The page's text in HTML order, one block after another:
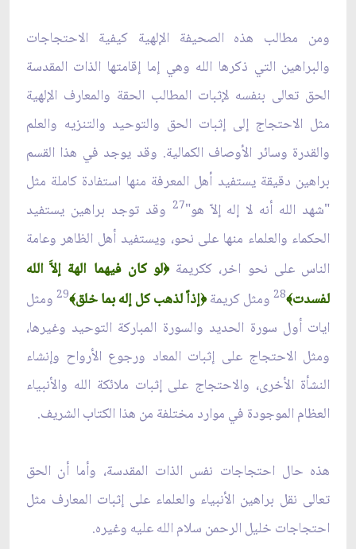
ومن مطالب هذه الصحيفة الإلهية كيفية الاحتجاجات
والبراهين التي ذكرها الله وهي إما إقامتها الذات المقدسة
الحق تعالى بنفسه لإثبات المطالب الحقة والمعارف الإلهية
مثل الاحتجاج إلى إثبات الحق والتوحيد والتنزيه والعلم
والقدرة وسائر الأوصاف الكمالية. وقد يوجد في هذا القسم
براهين دقيقة يستفيد أهل المعرفة منها استفادة كاملة مثل
"شهد الله أنه لا إله إلاّ هو"27 وقد توجد براهين يستفيد
الحكماء والعلماء منها على نحو، ويستفيد أهل الظاهر وعامة
الناس على نحو اخر، ككريمة﴿لو كان فيهما الهة إلاَّ الله
لفسدت﴾28ومثل كريمة﴿إذاً لذهب كل إله بما خلق﴾29 ومثل
ايات أول سورة الحديد والسورة المباركة التوحيد وغيرها،
ومثل الاحتجاج على إثبات المعاد ورجوع الأرواح وإنشاء
النشأة الأخرى، والاحتجاج على إثبات ملائكة الله والأنبياء
العظام الموجودة في موارد مختلفة من هذا الكتاب الشريف.
هذه حال احتجاجات نفس الذات المقدسة، وأما أن الحق
تعالى نقل براهين الأنبياء والعلماء على إثبات المعارف مثل
احتجاجات خليل الرحمن سلام الله عليه وغيره.